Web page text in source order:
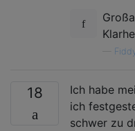
18
Ich habe
ich
schwer zu